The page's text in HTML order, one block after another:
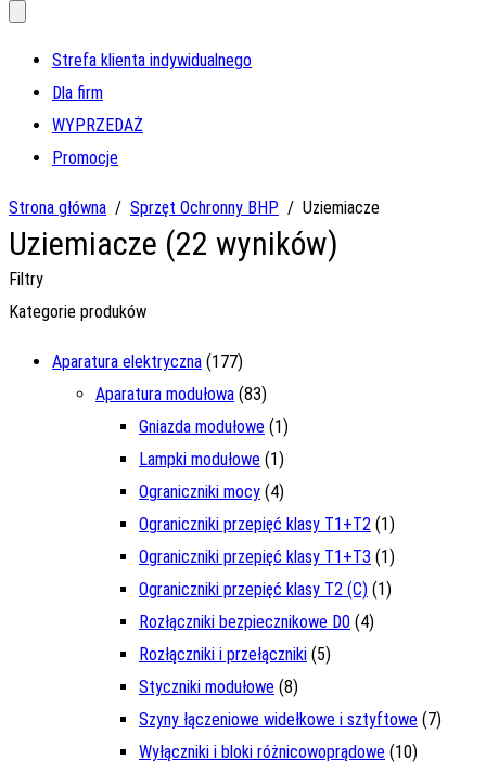
Strefa klienta indywidualnego
Dla firm
WYPRZEDAŻ
Promocje
Strona główna / Sprzęt Ochronny BHP / Uziemiacze
Uziemiacze (22 wyników)
Filtry
Kategorie produków
Aparatura elektryczna (177)
Aparatura modułowa (83)
Gniazda modułowe (1)
Lampki modułowe (1)
Ograniczniki mocy (4)
Ograniczniki przepięć klasy T1+T2 (1)
Ograniczniki przepięć klasy T1+T3 (1)
Ograniczniki przepięć klasy T2 (C) (1)
Rozłączniki bezpiecznikowe D0 (4)
Rozłączniki i przełączniki (5)
Styczniki modułowe (8)
Szyny łączeniowe widełkowe i sztyftowe (7)
Wyłączniki i bloki różnicowoprądowe (10)